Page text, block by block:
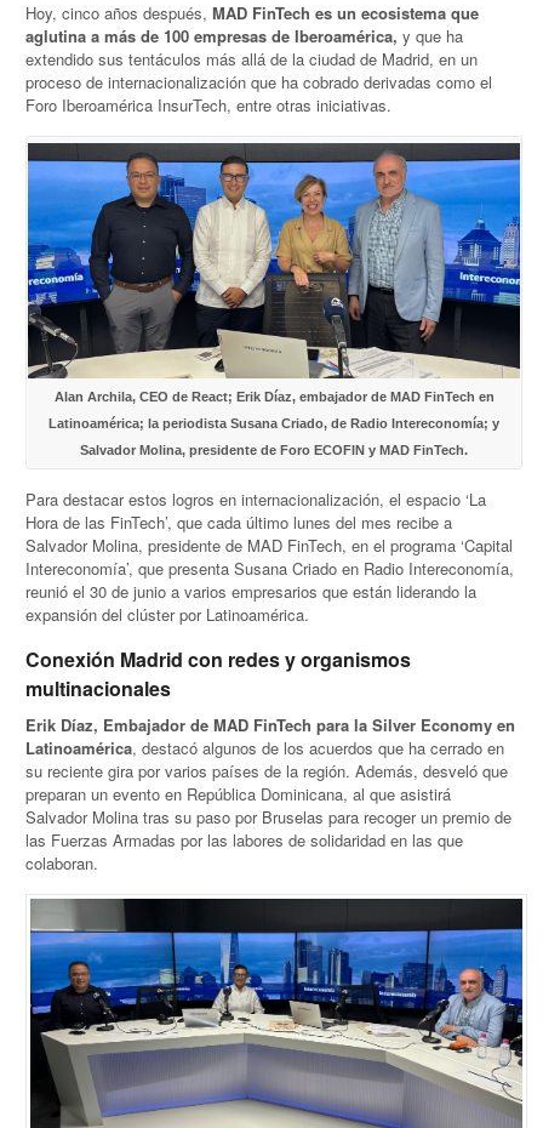
Hoy, cinco años después,MAD FinTech es un ecosistema que
aglutina a más de 100 empresas de Iberoamérica, y que ha
extendido sus tentáculos más allá de la ciudad de Madrid, en un
proceso de internacionalización que ha cobrado derivadas como el
Foro Iberoamérica InsurTech, entre otras iniciativas.
Alan Archila, CEO de React; Erik Díaz, embajador de MAD FinTech en
Latinoamérica; la periodista Susana Criado, de Radio Intereconomía; y
Salvador Molina, presidente de Foro ECOFIN y MAD FinTech.
Para destacar estos logros en internacionalización, el espacio ‘La
Hora de las FinTech’, que cada último lunes del mes recibe a
Salvador Molina, presidente de MAD FinTech, en el programa ‘Capital
Intereconomía’, que presenta Susana Criado en Radio Intereconomía,
reunió el 30 de junio a varios empresarios que están liderando la
expansión del clúster por Latinoamérica.
Conexión Madrid con redes y organismos
multinacionales
Erik Díaz, Embajador de MAD FinTech para la Silver Economy en
Latinoamérica, destacó algunos de los acuerdos que ha cerrado en
su reciente gira por varios países de la región. Además, desveló que
preparan un evento en República Dominicana, al que asistirá
Salvador Molina tras su paso por Bruselas para recoger un premio de
las Fuerzas Armadas por las labores de solidaridad en las que
colaboran.